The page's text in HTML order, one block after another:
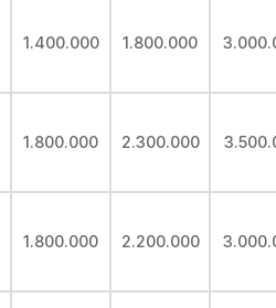
1.400.000 1.800.000
1.800.000 2.300.000
1.800.000 2.200.000